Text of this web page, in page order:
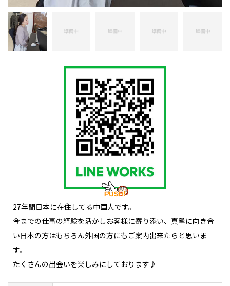
27年間日本に在住してる中国人です。
今までの仕事の経験を活かしお客様に寄り添い、真摯に向き合
い日本の方はもちろん外国の方にもご案内出来たらと思いま
す。
たくさんの出会いを楽しみにしております♪